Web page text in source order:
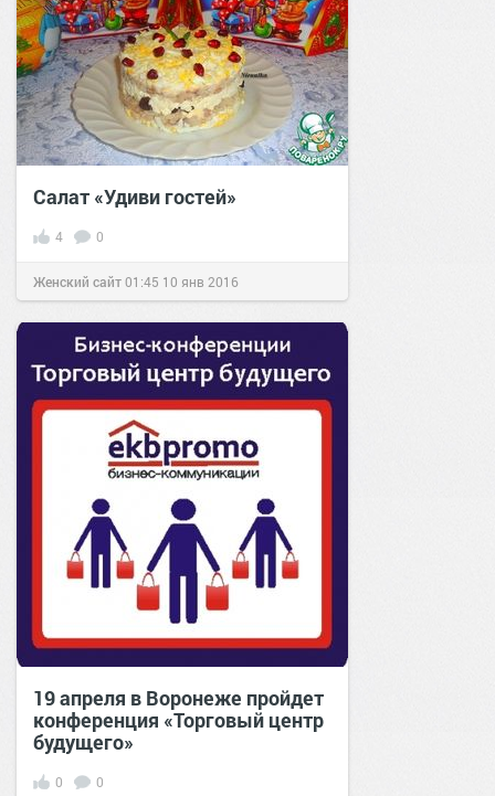
Салат «Удиви гостей»
4 0
Женский сайт01:45 10 янв 2016
19 апреля в Воронеже пройдет
конференция «Торговый центр
будущего»
0 0